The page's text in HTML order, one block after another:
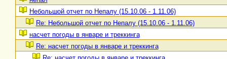
Небольшой отчет по Непалу (15.10.06 - 1.11.06)
Re: Небольшой отчет по Непалу (15.10.06 - 1.11.06)
насчет погоды в январе и треккинга
Re: насчет погоды в январе и треккинга